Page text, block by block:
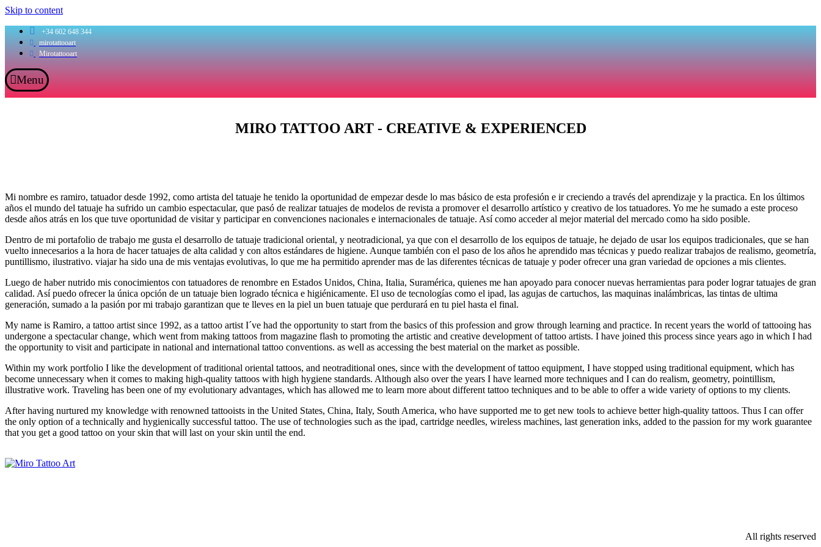
Skip to content
+34 602 648 344
mirotattooart
Mirotattooart
Menu
MIRO TATTOO ART - CREATIVE & EXPERIENCED
Mi nombre es ramiro, tatuador desde 1992, como artista del tatuaje he tenido la oportunidad de empezar desde lo mas básico de esta profesión e ir creciendo a través del aprendizaje y la practica. En los últimos
años el mundo del tatuaje ha sufrido un cambio espectacular, que pasó de realizar tatuajes de modelos de revista a promover el desarrollo artístico y creativo de los tatuadores. Yo me he sumado a este proceso
desde años atrás en los que tuve oportunidad de visitar y participar en convenciones nacionales e internacionales de tatuaje. Así como acceder al mejor material del mercado como ha sido posible.
Dentro de mi portafolio de trabajo me gusta el desarrollo de tatuaje tradicional oriental, y neotradicional, ya que con el desarrollo de los equipos de tatuaje, he dejado de usar los equipos tradicionales, que se han
vuelto innecesarios a la hora de hacer tatuajes de alta calidad y con altos estándares de higiene. Aunque también con el paso de los años he aprendido mas técnicas y puedo realizar trabajos de realismo, geometría,
puntillismo, ilustrativo. viajar ha sido una de mis ventajas evolutivas, lo que me ha permitido aprender mas de las diferentes técnicas de tatuaje y poder ofrecer una gran variedad de opciones a mis clientes.
Luego de haber nutrido mis conocimientos con tatuadores de renombre en Estados Unidos, China, Italia, Suramérica, quienes me han apoyado para conocer nuevas herramientas para poder lograr tatuajes de gran
calidad. Así puedo ofrecer la única opción de un tatuaje bien logrado técnica e higiénicamente. El uso de tecnologías como el ipad, las agujas de cartuchos, las maquinas inalámbricas, las tintas de ultima
generación, sumado a la pasión por mi trabajo garantizan que te lleves en la piel un buen tatuaje que perdurará en tu piel hasta el final.
My name is Ramiro, a tattoo artist since 1992, as a tattoo artist I´ve had the opportunity to start from the basics of this profession and grow through learning and practice. In recent years the world of tattooing has
undergone a spectacular change, which went from making tattoos from magazine flash to promoting the artistic and creative development of tattoo artists. I have joined this process since years ago in which I had
the opportunity to visit and participate in national and international tattoo conventions. as well as accessing the best material on the market as possible.
Within my work portfolio I like the development of traditional oriental tattoos, and neotraditional ones, since with the development of tattoo equipment, I have stopped using traditional equipment, which has
become unnecessary when it comes to making high-quality tattoos with high hygiene standards. Although also over the years I have learned more techniques and I can do realism, geometry, pointillism,
illustrative work. Traveling has been one of my evolutionary advantages, which has allowed me to learn more about different tattoo techniques and to be able to offer a wide variety of options to my clients.
After having nurtured my knowledge with renowned tattooists in the United States, China, Italy, South America, who have supported me to get new tools to achieve better high-quality tattoos. Thus I can offer
the only option of a technically and hygienically successful tattoo. The use of technologies such as the ipad, cartridge needles, wireless machines, last generation inks, added to the passion for my work guarantee
that you get a good tattoo on your skin that will last on your skin until the end.
All rights reserved